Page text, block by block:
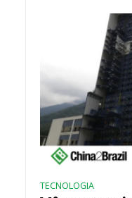
TECNOLOGIA